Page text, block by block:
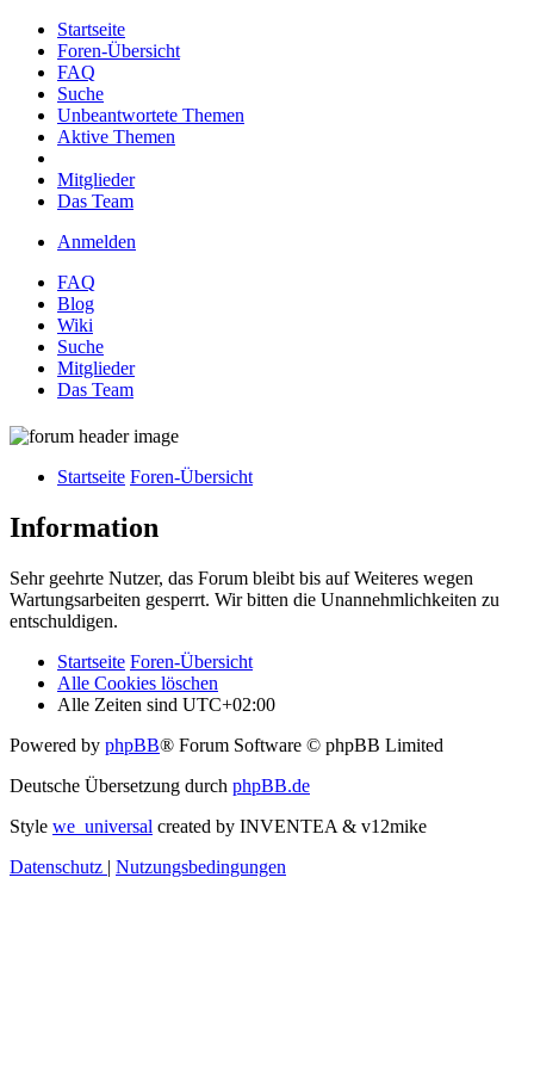
Startseite
Foren-Übersicht
FAQ
Suche
Unbeantwortete Themen
Aktive Themen
Mitglieder
Das Team
Anmelden
FAQ
Blog
Wiki
Suche
Mitglieder
Das Team
Startseite Foren-Übersicht
Information
Sehr geehrte Nutzer, das Forum bleibt bis auf Weiteres wegen
Wartungsarbeiten gesperrt. Wir bitten die Unannehmlichkeiten zu
entschuldigen.
Startseite Foren-Übersicht
Alle Cookies löschen
Alle Zeiten sind UTC+02:00
Powered by phpBB® Forum Software © phpBB Limited
Deutsche Übersetzung durch phpBB.de
Style we_universal created by INVENTEA & v12mike
Datenschutz | Nutzungsbedingungen